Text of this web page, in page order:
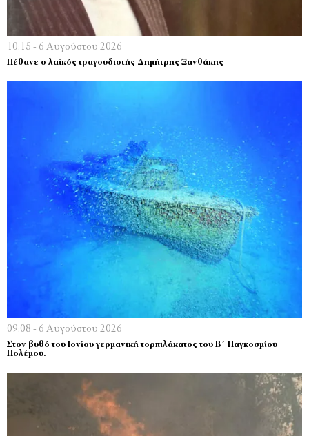
10:15 - 6 Αυγούστου 2026
Πέθανε ο λαϊκός τραγουδιστής Δημήτρης Ξανθάκης
09:08 - 6 Αυγούστου 2026
Στον βυθό του Ιονίου γερμανική τορπιλάκατος του Β΄ Παγκοσμίου
Πολέμου.